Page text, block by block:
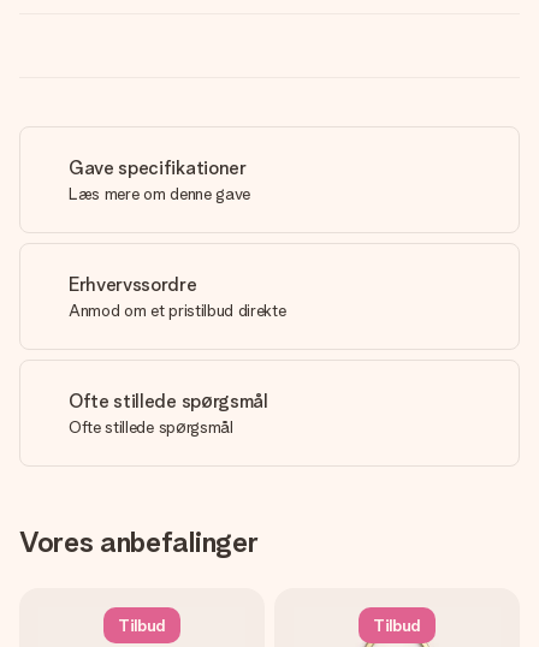
Gave specifikationer
Læs mere om denne gave
Erhvervssordre
Anmod om et pristilbud direkte
Ofte stillede spørgsmål
Ofte stillede spørgsmål
Vores anbefalinger
Tilbud Tilbud